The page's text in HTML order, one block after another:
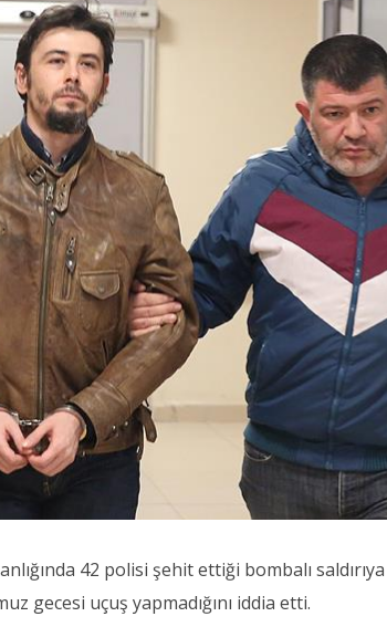
42 polisi şehit ettiği bombalı
gecesi uçuş yapmadığını iddia etti.